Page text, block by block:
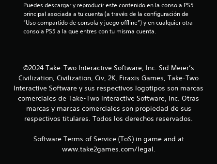
e
n
c
o
e
s
Puedes descargar y reproducir este contenido en la consola PS5
principal asociada a tu cuenta (a través de la configuración de
“Uso compartido de consola y juego offline”) y en cualquier otra
consola PS5 a la que entres con tu misma cuenta.
©2024 Take-Two Interactive Software, Inc. Sid Meier’s
Civilization, Civilization, Civ, 2K, Firaxis Games, Take-Two
Interactive Software y sus respectivos logotipos son marcas
comerciales de Take-Two Interactive Software, Inc. Otras
marcas y marcas comerciales son propiedad de sus
respectivos titulares. Todos los derechos reservados.
Software Terms of Service (ToS) in game and at
www.take2games.com/legal.